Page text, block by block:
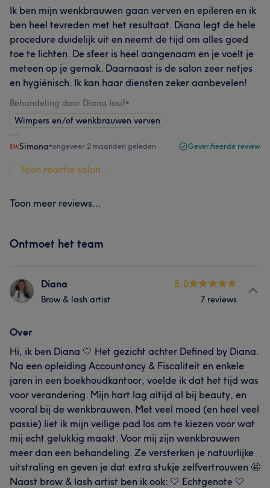
Ik ben mijn wenkbrauwen gaan verven en epileren en ik
ben heel tevreden met het resultaat. Diana legt de hele
procedure duidelijk uit en neemt de tijd om alles goed
toe te lichten. De sfeer is heel aangenaam en je voelt je
meteen op je gemak. Daarnaast is de salon zeer netjes
en hygiënisch. Ik kan haar diensten zeker aanbevelen!
Behandeling door Diana Iosif•
Wimpers en/of wenkbrauwen verven
Simona•ongeveer 2 maanden geleden Geverifieerde review
Toon reactie salon...
Toon meer reviews...
Ontmoet het team
Diana
Brow & lash artist
5.0
7 reviews
Over
Hi, ik ben Diana 🤍 Het gezicht achter Defined by Diana.
Na een opleiding Accountancy & Fiscaliteit en enkele
jaren in een boekhoudkantoor, voelde ik dat het tijd was
voor verandering. Mijn hart lag altijd al bij beauty, en
vooral bij de wenkbrauwen. Met veel moed (en heel veel
passie) liet ik mijn veilige pad los om te kiezen voor wat
mij echt gelukkig maakt. Voor mij zijn wenkbrauwen
meer dan een behandeling. Ze versterken je natuurlijke
uitstraling en geven je dat extra stukje zelfvertrouwen 🤩
Naast brow & lash artist ben ik ook: 🤍 Echtgenote 🤍